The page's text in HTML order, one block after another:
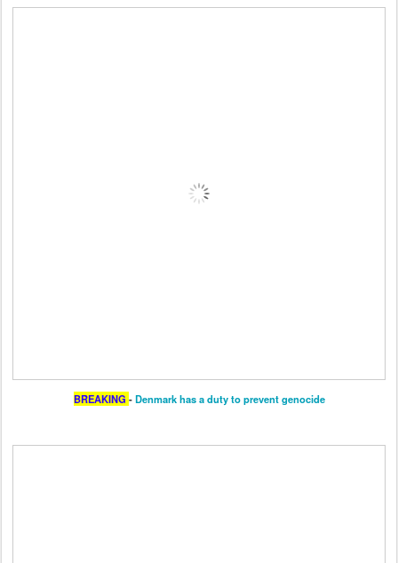
BREAKING -Denmark has a duty to prevent genocide